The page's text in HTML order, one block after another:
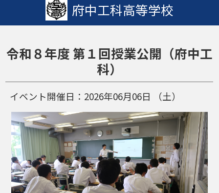
府中工科高等学校
令和８年度 第１回授業公開（府中工
科）
イベント開催日： 2026年06月06日 （土）